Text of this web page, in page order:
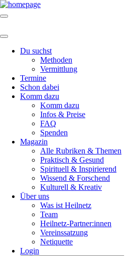
Du suchst
Methoden
Vermittlung
Termine
Schon dabei
Komm dazu
Komm dazu
Infos & Preise
FAQ
Spenden
Magazin
Alle Rubriken & Themen
Praktisch & Gesund
Spirituell & Inspirierend
Wissend & Forschend
Kulturell & Kreativ
Über uns
Was ist Heilnetz
Team
Heilnetz-Partner:innen
Vereinssatzung
Netiquette
Login